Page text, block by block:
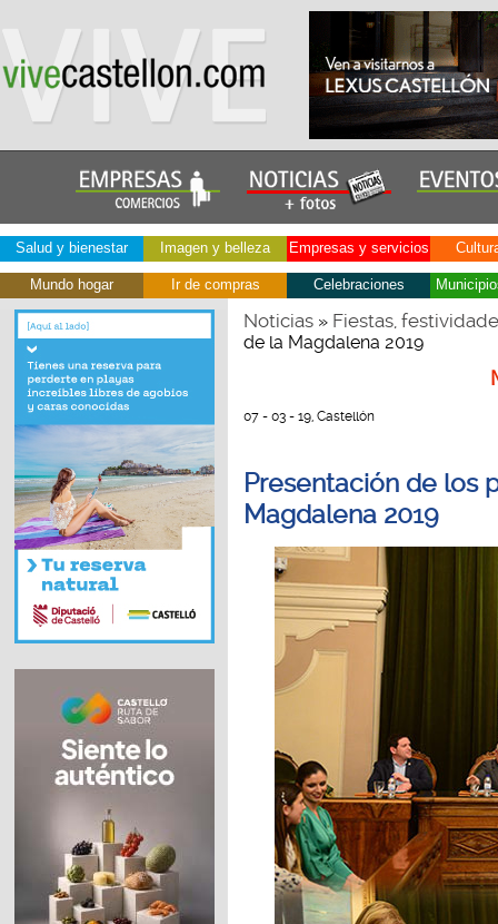
Salud y bienestar Imagen y belleza Empresas y servicios
Mundo hogar Ir de compras Celebraciones
Noticias» Fiestas,
de la Magdalena 2019
07 - 03 - 19, Castellón
Presentación de los
Magdalena 2019